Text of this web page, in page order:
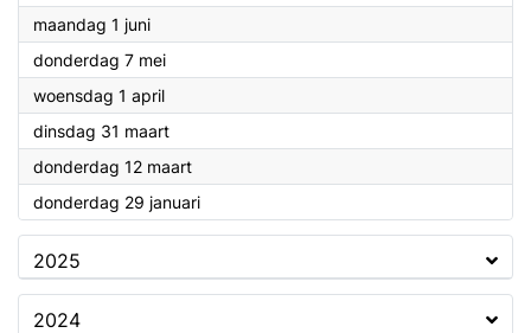
maandag 1 juni2026
donderdag 7 mei2026
woensdag 1 april2026
dinsdag 31 maart2026
donderdag 12 maart2026
donderdag 29 januari2026
2025
2024